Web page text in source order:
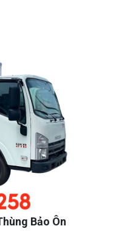
Bảo Ôn